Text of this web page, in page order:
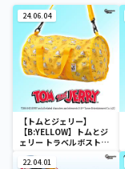
24.06.04
【トムとジェリー】
【B:YELLOW】トムとジ
ェリー トラベルボストン
バック
22.04.01